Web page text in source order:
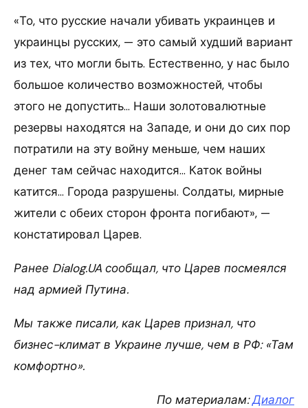
«То, что русские начали убивать украинцев и
украинцы русских, — это самый худший вариант
из тех, что могли быть. Естественно, у нас было
большое количество возможностей, чтобы
этого не допустить… Наши золотовалютные
резервы находятся на Западе, и они до сих пор
потратили на эту войну меньше, чем наших
денег там сейчас находится… Каток войны
катится… Города разрушены. Солдаты, мирные
жители с обеих сторон фронта погибают», —
констатировал Царев.
Ранее Dialog.UA сообщал, что Царев посмеялся
над армией Путина.
Мы также писали, как Царев признал, что
бизнес-климат в Украине лучше, чем в РФ: «Там
комфортно».
По материалам:Диалог